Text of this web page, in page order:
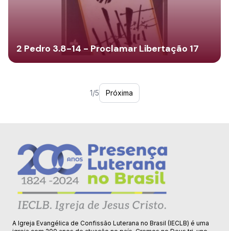
2 Pedro 3.8-14 - Proclamar Libertação 17
1/5 Próxima
A Igreja Evangélica de Confissão Luterana no Brasil (IECLB) é uma